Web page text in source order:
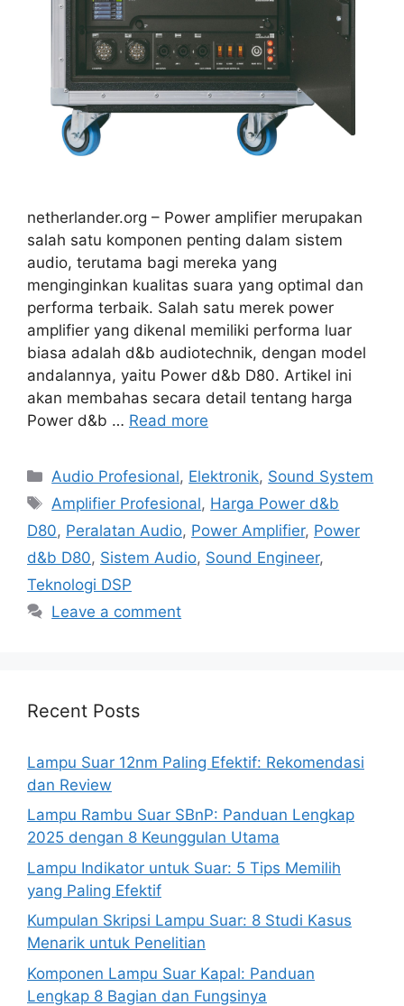
netherlander.org – Power amplifier merupakan
salah satu komponen penting dalam sistem
audio, terutama bagi mereka yang
menginginkan kualitas suara yang optimal dan
performa terbaik. Salah satu merek power
amplifier yang dikenal memiliki performa luar
biasa adalah d&b audiotechnik, dengan model
andalannya, yaitu Power d&b D80. Artikel ini
akan membahas secara detail tentang harga
Power d&b … Read more
Categories
Audio Profesional, Elektronik, Sound System
Tags
Amplifier Profesional, Harga Power d&b
D80, Peralatan Audio, Power Amplifier, Power
d&b D80, Sistem Audio, Sound Engineer,
Teknologi DSP
Leave a comment
Recent Posts
Lampu Suar 12nm Paling Efektif: Rekomendasi
dan Review
Lampu Rambu Suar SBnP: Panduan Lengkap
2025 dengan 8 Keunggulan Utama
Lampu Indikator untuk Suar: 5 Tips Memilih
yang Paling Efektif
Kumpulan Skripsi Lampu Suar: 8 Studi Kasus
Menarik untuk Penelitian
Komponen Lampu Suar Kapal: Panduan
Lengkap 8 Bagian dan Fungsinya